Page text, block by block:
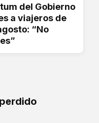
del Gobierno
a viajeros de
“No